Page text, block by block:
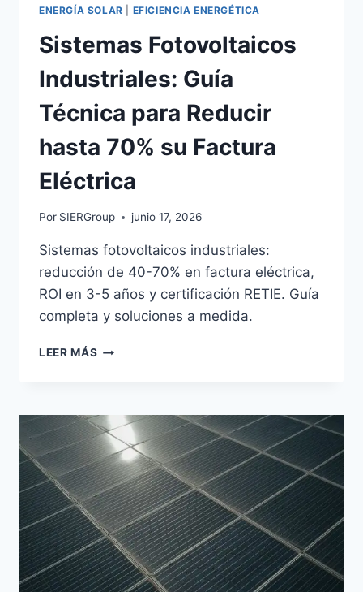
ENERGÍA SOLAR EFICIENCIA ENERGÉTICA
Sistemas Fotovoltaicos
Industriales: Guía
Técnica para Reducir
hasta 70% su Factura
Eléctrica
Por SIERGroup junio 17, 2026
Sistemas fotovoltaicos industriales:
reducción de 40-70% en factura eléctrica,
ROI en 3-5 años y certificación RETIE. Guía
completa y soluciones a medida.
LEER MÁS SISTEMAS
TÉCNICA
PARA
REDUCIR
HASTA
70%
SU
FACTURA
ELÉCTRICA